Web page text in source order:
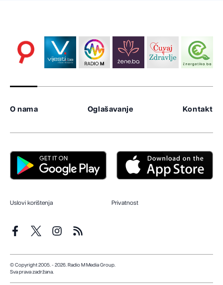
O nama Oglašavanje Kontakt
Uslovi korištenja Privatnost
© Copyright 2005. - 2026. Radio M Media Group.
Sva prava zadržana.